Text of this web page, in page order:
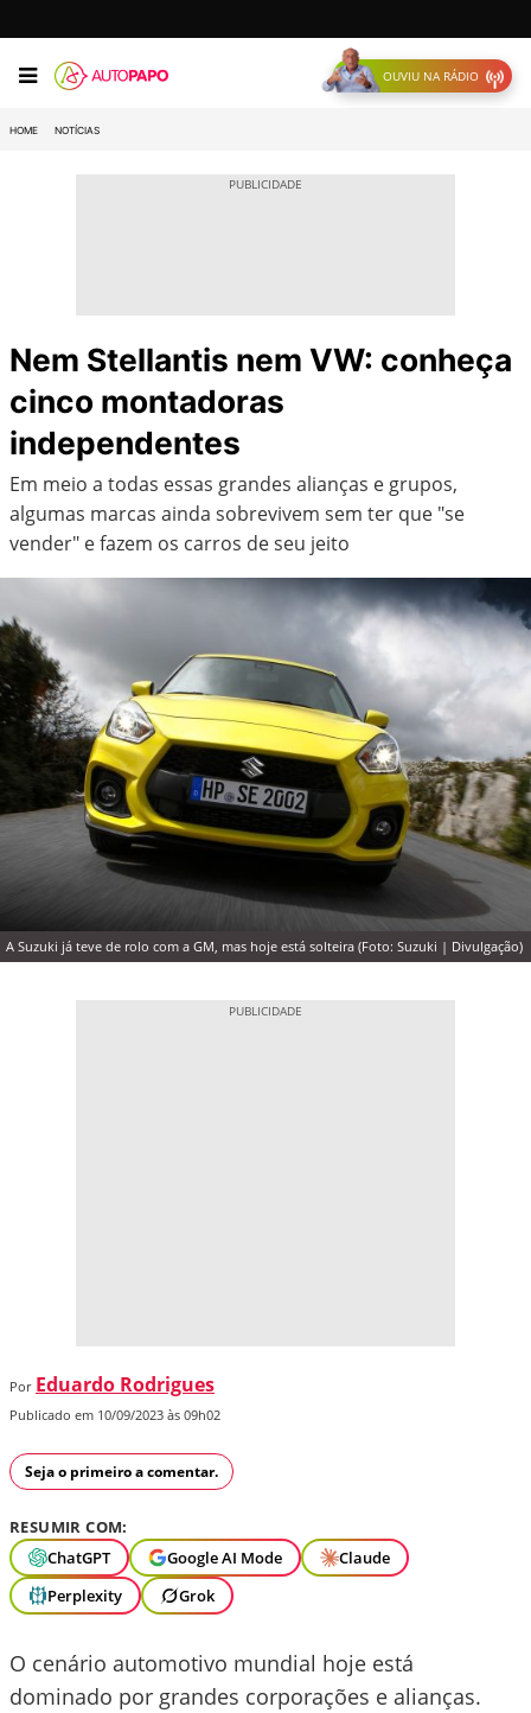
OUVIU NA RÁDIO
HOME NOTÍCIAS
Nem Stellantis nem VW: conheça
cinco montadoras
independentes
Em meio a todas essas grandes alianças e grupos,
algumas marcas ainda sobrevivem sem ter que "se
vender" e fazem os carros de seu jeito
A Suzuki já teve de rolo com a GM, mas hoje está solteira (Foto: Suzuki | Divulgação)
Por Eduardo Rodrigues
Publicado em 10/09/2023 às 09h02
Seja o primeiro a comentar.
RESUMIR COM:
ChatGPT
Google AI Mode
Claude
Perplexity
Grok
O cenário automotivo mundial hoje está
dominado por grandes corporações e alianças.